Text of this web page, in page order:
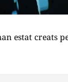
estat creats